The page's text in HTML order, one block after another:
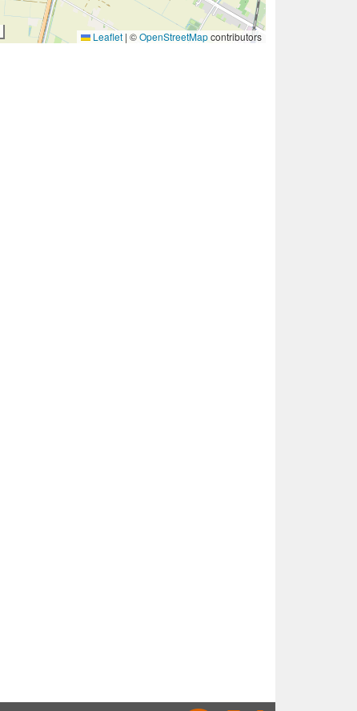
Leaflet | ©OpenStreetMapcontributors